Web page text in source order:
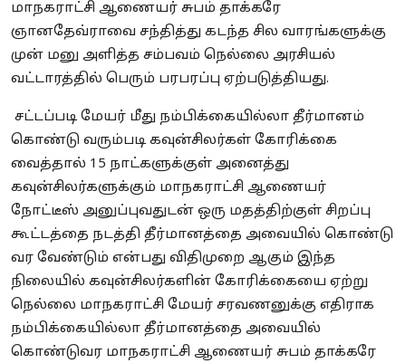
மாநகராட்சி ஆணையர் சுபம் தாக்கரே
ஞானதேவ்ராவை சந்தித்து கடந்த சில வாரங்களுக்கு
முன் மனு அளித்த சம்பவம் நெல்லை அரசியல்
வட்டாரத்தில் பெரும் பரபரப்பு ஏற்படுத்தியது.
சட்டப்படி மேயர் மீது நம்பிக்கையில்லா தீர்மானம்
கொண்டு வரும்படி கவுன்சிலர்கள் கோரிக்கை
வைத்தால் 15 நாட்களுக்குள் அனைத்து
கவுன்சிலர்களுக்கும் மாநகராட்சி ஆணையர்
நோட்டீஸ் அனுப்புவதுடன் ஒரு மதத்திற்குள் சிறப்பு
கூட்டத்தை நடத்தி தீர்மானத்தை அவையில் கொண்டு
வர வேண்டும் என்பது விதிமுறை ஆகும் இந்த
நிலையில் கவுன்சிலர்களின் கோரிக்கையை ஏற்று
நெல்லை மாநகராட்சி மேயர் சரவணனுக்கு எதிராக
நம்பிக்கையில்லா தீர்மானத்தை அவையில்
கொண்டுவர மாநகராட்சி ஆணையர் சுபம் தாக்கரே